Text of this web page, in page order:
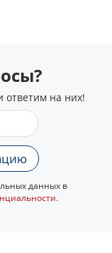
ответим на них!
данных в
.